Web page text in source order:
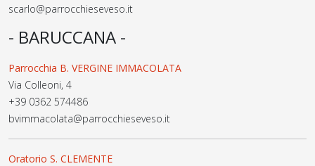
scarlo@parrocchieseveso.it
- BARUCCANA -
Parrocchia B. VERGINE IMMACOLATA
Via Colleoni, 4
+39 0362 574486
bvimmacolata@parrocchieseveso.it
Oratorio S. CLEMENTE